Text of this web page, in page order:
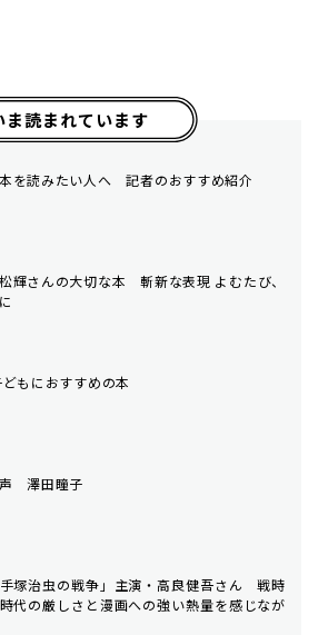
ま読まれています
を読みたい人へ 記者のおすすめ紹介
輝さんの大切な本 斬新な表現 よむたび、
もにおすすめの本
澤田瞳子
塚治虫の戦争」主演・高良健吾さん 戦時
代の厳しさと漫画への強い熱量を感じなが